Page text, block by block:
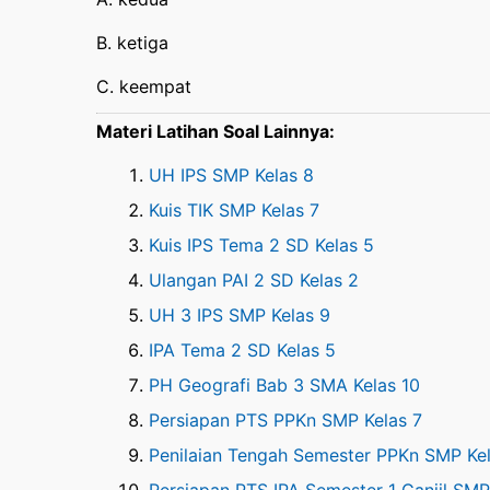
B. ketiga
C. keempat
Materi Latihan Soal Lainnya:
UH IPS SMP Kelas 8
Kuis TIK SMP Kelas 7
Kuis IPS Tema 2 SD Kelas 5
Ulangan PAI 2 SD Kelas 2
UH 3 IPS SMP Kelas 9
IPA Tema 2 SD Kelas 5
PH Geografi Bab 3 SMA Kelas 10
Persiapan PTS PPKn SMP Kelas 7
Penilaian Tengah Semester PPKn SMP